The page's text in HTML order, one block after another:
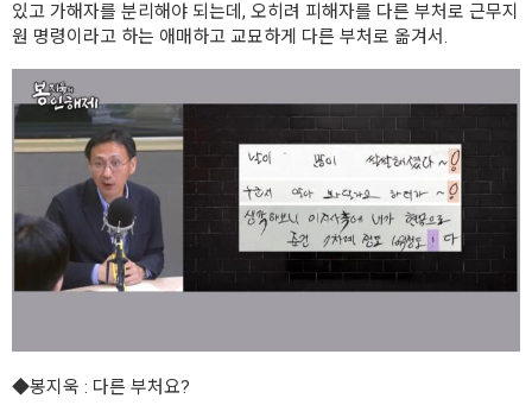
있고 가해자를 분리해야 되는데, 오히려 피해자를 다른 부처로 근무지
원 명령이라고 하는 애매하고 교묘하게 다른 부처로 옮겨서.
◆봉지욱 : 다른 부처요?